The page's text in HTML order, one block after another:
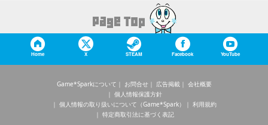
Home X STEAM Facebook YouTube
Game*Sparkについて お問合せ 広告掲載
会社概要
個人情報保護方針
個人情報の取り扱いについて（Game*Spark）
利用規約
特定商取引法に基づく表記